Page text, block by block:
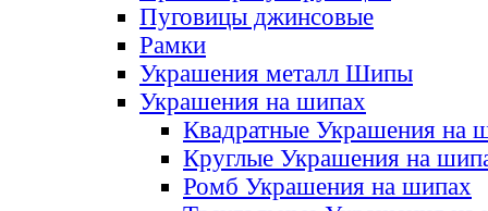
Пуговицы джинсовые
Рамки
Украшения металл Шипы
Украшения на шипах
Квадратные Украшения на
Круглые Украшения на
Ромб Украшения на шипах